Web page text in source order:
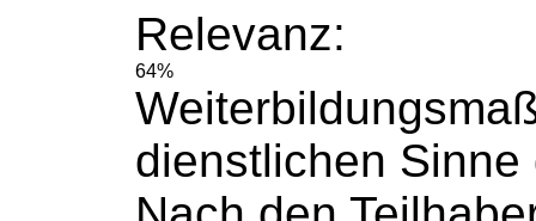
Relevanz:
64%
dienstlichen